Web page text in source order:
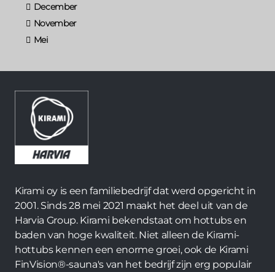
December
November
Mei
Kirami oy is een familiebedrijf dat werd opgericht in
2001. Sinds 28 mei 2021 maakt het deel uit van de
Harvia Group. Kirami bekendstaat om hottubs en
baden van hoge kwaliteit. Niet alleen de Kirami-
hottubs kennen een enorme groei, ook de Kirami
FinVision®-sauna's van het bedrijf zijn erg populair